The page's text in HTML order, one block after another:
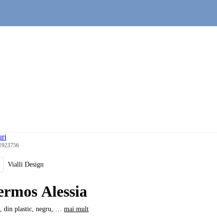
Vialli Design
Alessia
din plastic, negru, … mai mult